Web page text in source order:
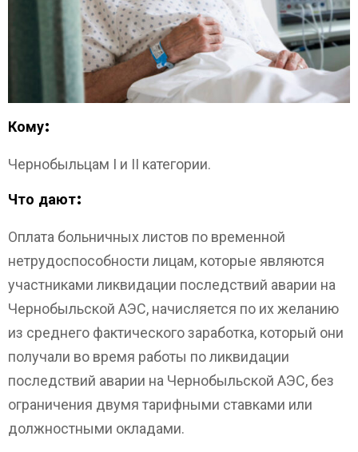
Кому:
Чернобыльцам I и II категории.
Что дают:
Оплата больничных листов по временной
нетрудоспособности лицам, которые являются
участниками ликвидации последствий аварии на
Чернобыльской АЭС, начисляется по их желанию
из среднего фактического заработка, который они
получали во время работы по ликвидации
последствий аварии на Чернобыльской АЭС, без
ограничения двумя тарифными ставками или
должностными окладами.